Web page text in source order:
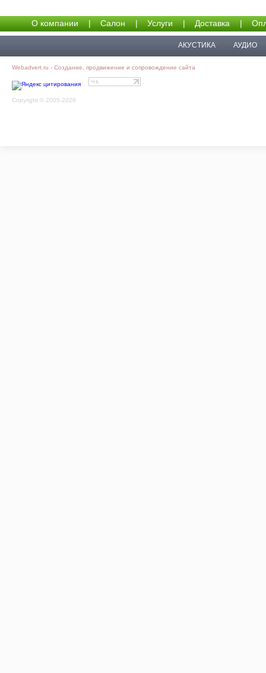
О компании | Салон | Услуги | Доставка |
АКУСТИКА АУДИО
Webadvert.ru - Создание, продвижение и сопровождение сайта
Copyright © 2005-2026